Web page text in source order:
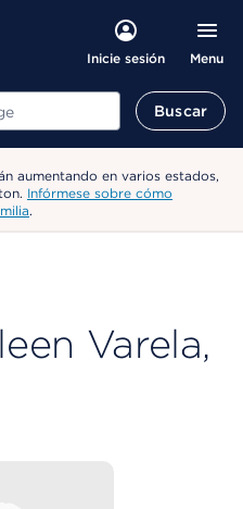
Inicie sesión Menu
Buscar
aumentando en varios estados,
Infórmese sobre cómo
.
Varela,